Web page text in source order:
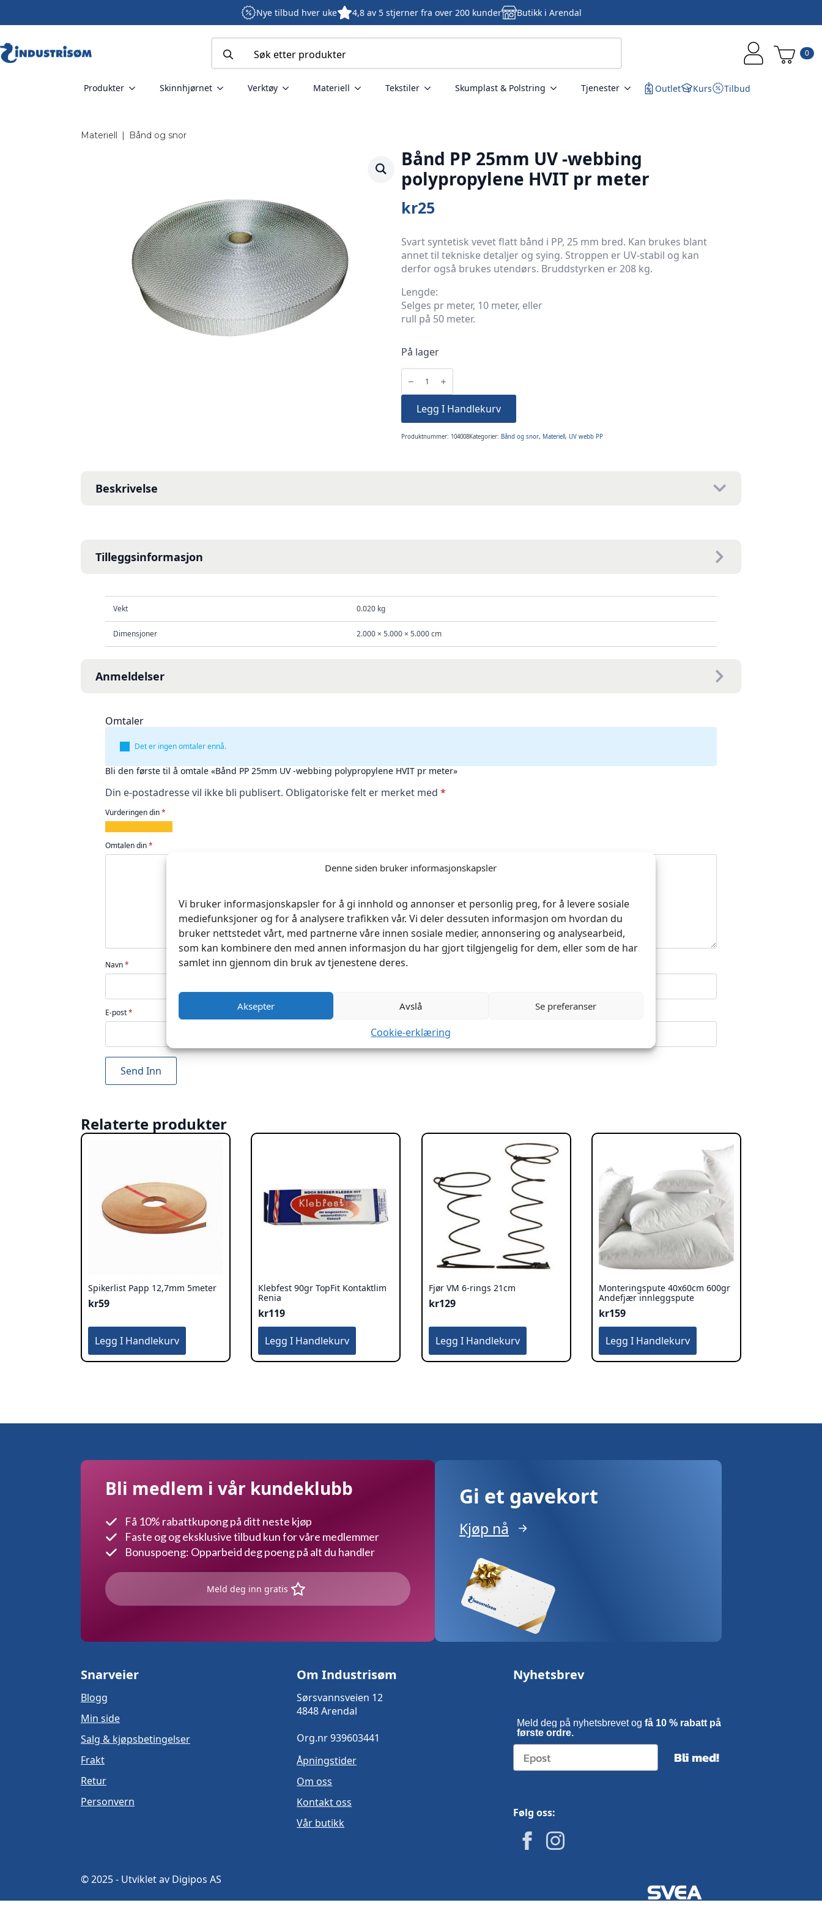
Denne siden bruker informasjonskapsler
Vi bruker informasjonskapsler for å gi innhold og annonser et personlig preg, for å levere sosiale
mediefunksjoner og for å analysere trafikken vår. Vi deler dessuten informasjon om hvordan du
bruker nettstedet vårt, med partnerne våre innen sosiale medier, annonsering og analysearbeid,
som kan kombinere den med annen informasjon du har gjort tilgjengelig for dem, eller som de har
samlet inn gjennom din bruk av tjenestene deres.
Aksepter Avslå Se preferanser
Cookie-erklæring
Nye tilbud hver uke 4,8 av 5 stjerner fra over 200 kunder Butikk i Arendal
for:
0
Produkter Skinnhjørnet Verktøy Materiell Tekstiler Skumplast & Polstring Tjenester Outlet Kurs Tilbud
Materiell | Bånd og snor
Bånd PP 25mm UV -webbing
polypropylene HVIT pr meter
kr25
Svart syntetisk vevet flatt bånd i PP, 25 mm bred. Kan brukes blant
annet til tekniske detaljer og sying. Stroppen er UV-stabil og kan
derfor også brukes utendørs. Bruddstyrken er 208 kg.
Lengde:
Selges pr meter, 10 meter, eller
rull på 50 meter.
På lager
Bånd
25mm
UV
webbing
polypropylene
HVIT
meter
Legg I Handlekurv
Produktnummer: 104008Kategorier: Bånd og snor, Materiell, UV webb PP
Beskrivelse
Tilleggsinformasjon
Vekt 0.020 kg
Dimensjoner 2.000 × 5.000 × 5.000 cm
Anmeldelser
Omtaler
Det er ingen omtaler ennå.
Bli den første til å omtale «Bånd PP 25mm UV -webbing polypropylene HVIT pr meter»
Din e-postadresse vil ikke bli publisert. Obligatoriske felt er merket med *
Vurderingen din*
av
5
av
5
av
5
av
5 5
Omtalen din*
Navn*
E-post*
Relaterte produkter
Spikerlist Papp 12,7mm 5meter
kr59
Legg I Handlekurv
Klebfest 90gr TopFit Kontaktlim
Renia
kr119
Legg I Handlekurv
Fjør VM 6-rings 21cm
kr129
Legg I Handlekurv
Monteringspute 40x60cm 600gr
Andefjær innleggspute
kr159
Legg I Handlekurv
Bli medlem i vår kundeklubb
Få 10% rabattkupong på ditt neste kjøp
Faste og og eksklusive tilbud kun for våre medlemmer
Bonuspoeng: Opparbeid deg poeng på alt du handler
Meld deg inn gratis
Gi et gavekort
Kjøp nå
Snarveier
Blogg
Min side
Salg & kjøpsbetingelser
Frakt
Retur
Personvern
Om Industrisøm
Sørsvannsveien 12
4848 Arendal
Org.nr 939603441
Åpningstider
Om oss
Kontakt oss
Vår butikk
Nyhetsbrev
Meld deg på nyhetsbrevet og få 10 % rabatt på
første ordre.
Bli med!
Følg oss:
© 2025 - Utviklet av Digipos AS